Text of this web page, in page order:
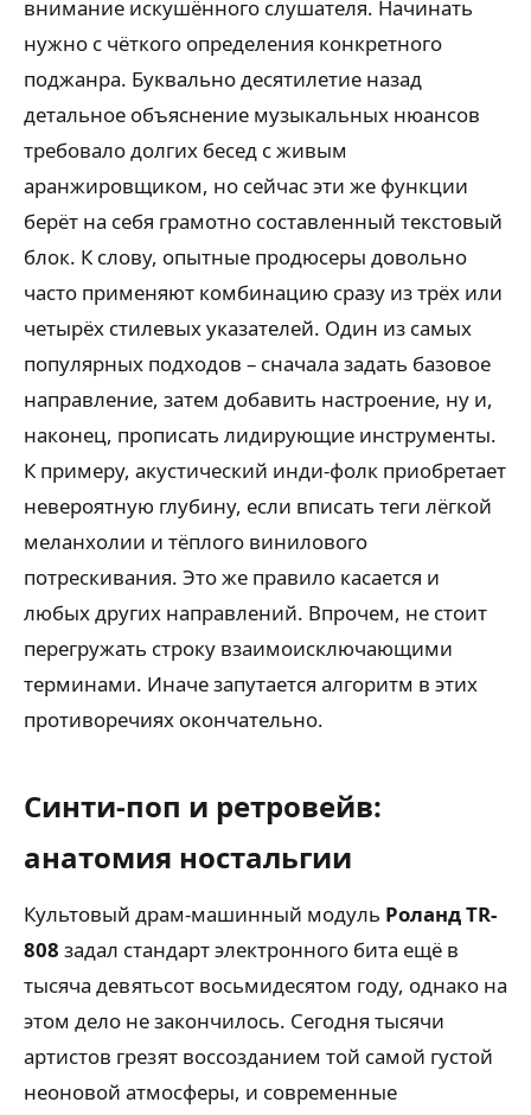
внимание искушённого слушателя. Начинать
нужно с чёткого определения конкретного
поджанра. Буквально десятилетие назад
детальное объяснение музыкальных нюансов
требовало долгих бесед с живым
аранжировщиком, но сейчас эти же функции
берёт на себя грамотно составленный текстовый
блок. К слову, опытные продюсеры довольно
часто применяют комбинацию сразу из трёх или
четырёх стилевых указателей. Один из самых
популярных подходов – сначала задать базовое
направление, затем добавить настроение, ну и,
наконец, прописать лидирующие инструменты.
К примеру, акустический инди-фолк приобретает
невероятную глубину, если вписать теги лёгкой
меланхолии и тёплого винилового
потрескивания. Это же правило касается и
любых других направлений. Впрочем, не стоит
перегружать строку взаимоисключающими
терминами. Иначе запутается алгоритм в этих
противоречиях окончательно.
Синти-поп и ретровейв:
анатомия ностальгии
Культовый драм-машинный модуль Роланд TR-
808 задал стандарт электронного бита ещё в
тысяча девятьсот восьмидесятом году, однако на
этом дело не закончилось. Сегодня тысячи
артистов грезят воссозданием той самой густой
неоновой атмосферы, и современные